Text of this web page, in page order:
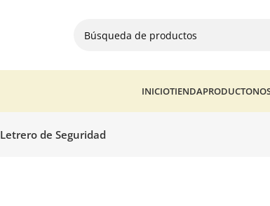
INICIOTIENDAPRODUCTO
Letrero de Seguridad